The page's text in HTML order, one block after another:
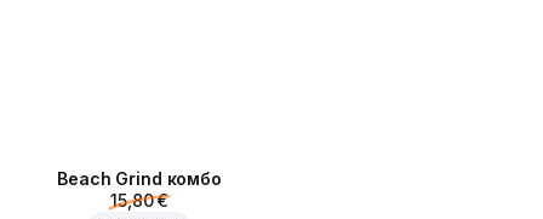
Beach Grind комбо
15,80 €